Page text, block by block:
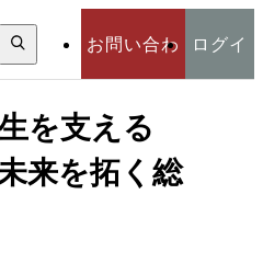
お問い合わ
せ
ログイ
検索
を支える
来を拓く総